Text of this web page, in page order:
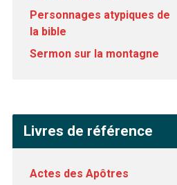
Personnages atypiques de
la bible
Sermon sur la montagne
Livres de référence
Actes des Apôtres